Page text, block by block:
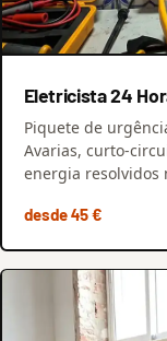
Eletricista 24
Piquete de
Avarias, curto-
energia resolvidos
desde 45 €